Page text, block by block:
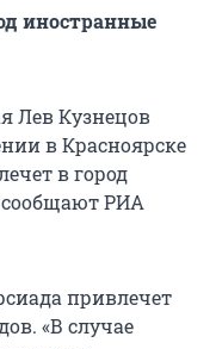
иностранные
Лев Кузнецов
в Красноярске
в город
РИА
привлечет
«В случае